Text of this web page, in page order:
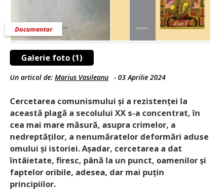
Galerie foto (1)
Documentar
Un articol de: Marius Vasileanu - 03 Aprilie 2024
Cercetarea comunismului și a rezistenței la
această plagă a secolului XX s-a concentrat, în
cea mai mare măsură, asupra crimelor, a
nedreptăților, a nenumăratelor deformări aduse
omului și istoriei. Așadar, cercetarea a dat
întâietate, firesc, până la un punct, oamenilor și
faptelor oribile, adesea, dar mai puțin
principiilor.